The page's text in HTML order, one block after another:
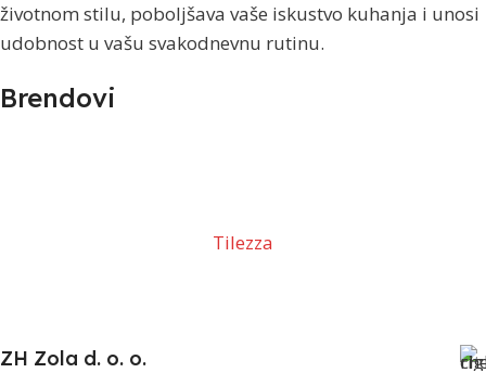
životnom stilu, poboljšava vaše iskustvo kuhanja i unosi
udobnost u vašu svakodnevnu rutinu.
Brendovi
Tilezza
ZH Zola d. o. o.